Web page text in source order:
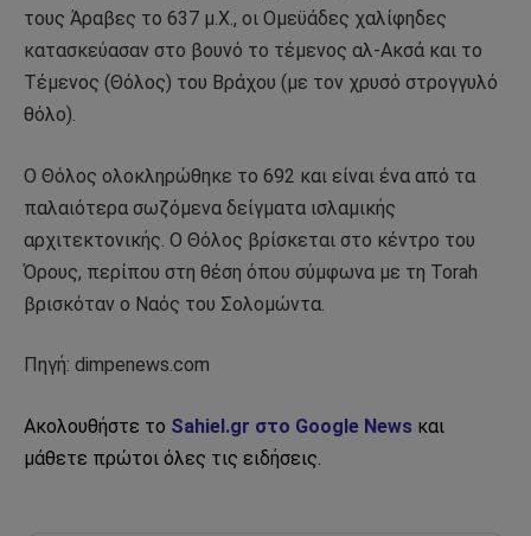
τους Άραβες το 637 μ.Χ., οι Ομεϋάδες χαλίφηδες
κατασκεύασαν στο βουνό το τέμενος αλ-Ακσά και το
Τέμενος (Θόλος) του Βράχου (με τον χρυσό στρογγυλό
θόλο).
Ο Θόλος ολοκληρώθηκε το 692 και είναι ένα από τα
παλαιότερα σωζόμενα δείγματα ισλαμικής
αρχιτεκτονικής. Ο Θόλος βρίσκεται στο κέντρο του
Όρους, περίπου στη θέση όπου σύμφωνα με τη Torah
βρισκόταν ο Ναός του Σολομώντα.
Πηγή: dimpenews.com
Ακολουθήστε το Sahiel.gr στο Google News και
μάθετε πρώτοι όλες τις ειδήσεις.